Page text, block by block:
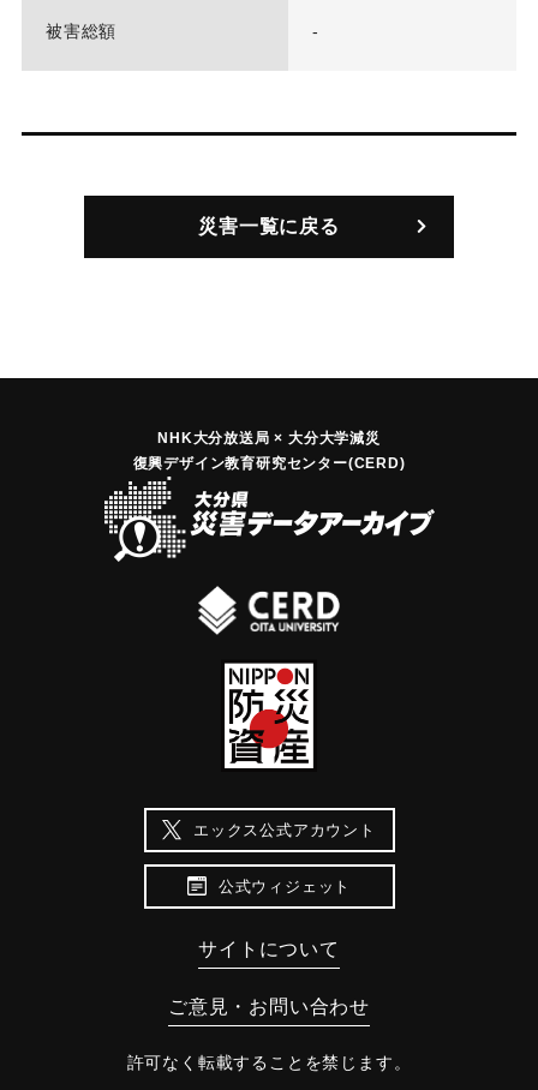
被害総額 -
災害一覧に戻る
NHK大分放送局 × 大分大学減災
復興デザイン教育研究センター(CERD)
エックス公式アカウント
公式ウィジェット
サイトについて
ご意見・お問い合わせ
許可なく転載することを禁じます。